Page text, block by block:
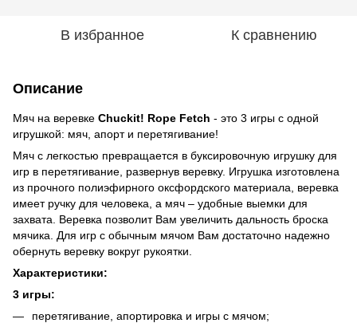
В избранное К сравнению
Описание
Мяч на веревке Chuckit! Rope Fetch - это 3 игры с одной
игрушкой: мяч, апорт и перетягивание!
Мяч с легкостью превращается в буксировочную игрушку для
игр в перетягивание, развернув веревку. Игрушка изготовлена
из прочного полиэфирного оксфордского материала, веревка
имеет ручку для человека, а мяч – удобные выемки для
захвата. Веревка позволит Вам увеличить дальность броска
мячика. Для игр с обычным мячом Вам достаточно надежно
обернуть веревку вокруг рукоятки.
Характеристики:
3 игры:
перетягивание, апортировка и игры с мячом;